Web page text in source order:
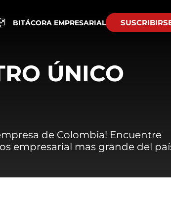
BITÁCORA EMPRESARIAL
ÚNICO
de Colombia! Encuentre
empresarial mas grande del